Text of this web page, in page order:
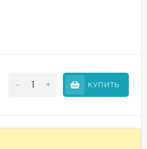
- + КУПИТЬ